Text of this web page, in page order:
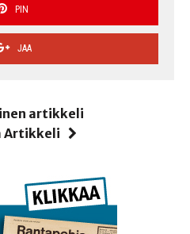
PIN
JAA
artikkeli
Artikkeli